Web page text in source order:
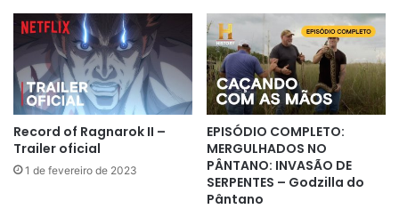
Record of Ragnarok II –
Trailer oficial
1 de fevereiro de 2023
EPISÓDIO COMPLETO:
MERGULHADOS NO
PÂNTANO: INVASÃO DE
SERPENTES – Godzilla do
Pântano